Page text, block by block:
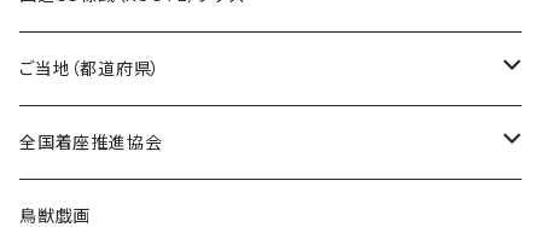
トートバッグ
国道0～99号線
国道100～199号線
Tシャツ
キャップ
ステッカー
ROUTE 0～99号線
ROUTE100～199号線
Tシャツ
ROUTE 0～99号線
キャップ
ご当地（都道府県）
北海道
青森県
全国着座推進協会
ステッカー
鳥獣戯画